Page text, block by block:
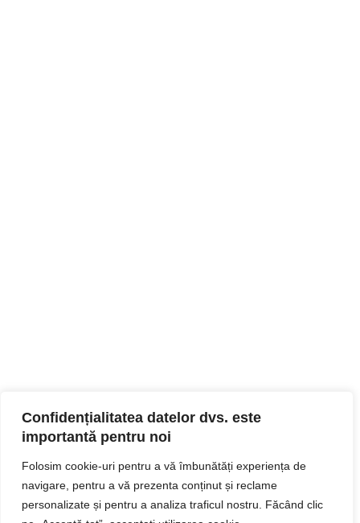
Confidențialitatea datelor dvs. este
importantă pentru noi
Folosim cookie-uri pentru a vă îmbunătăți experiența de
navigare, pentru a vă prezenta conținut și reclame
personalizate și pentru a analiza traficul nostru. Făcând clic